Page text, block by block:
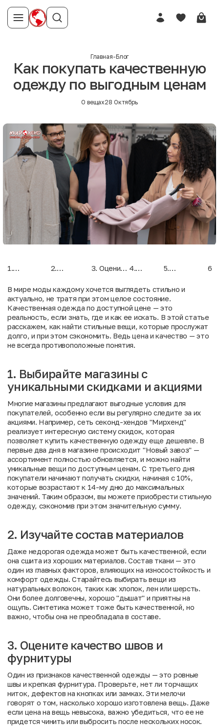
Главная-Блог
Как покупать качественную
одежду по выгодным ценам
О вещах28 Октябрь
1.
магазины с
уникальными
скидками и
акциями
2.
состав
материалов
3. Оцените
швов и
фурнитуры
4.
на
бренды
5.
целостность
образа
6.
В мире моды каждому хочется выглядеть стильно и
актуально, не тратя при этом целое состояние.
Качественная одежда по доступной цене — это
реальность, если знать, где и как ее искать. В этой статье
расскажем, как найти стильные вещи, которые прослужат
долго, и при этом сэкономить. Ведь цена и качество — это
не всегда противоположные понятия.
1. Выбирайте магазины с
уникальными скидками и акциями
Многие магазины предлагают выгодные условия для
покупателей, особенно если вы регулярно следите за их
акциями. Например, сеть секонд-хендов "Мирхенд"
реализует интересную систему скидок, которая
позволяет купить качественную одежду еще дешевле. В
первые два дня в магазине происходит "Новый завоз" —
ассортимент полностью обновляется, и можно найти
уникальные вещи по доступным ценам. С третьего дня
покупатели начинают получать скидки, начиная с 10%,
которые возрастают к 14-му дню до максимальных
значений. Таким образом, вы можете приобрести стильную
одежду, сэкономив при этом значительную сумму.
2. Изучайте состав материалов
Даже недорогая одежда может быть качественной, если
она сшита из хороших материалов. Состав ткани — это
один из главных факторов, влияющих на износостойкость и
комфорт одежды. Старайтесь выбирать вещи из
натуральных волокон, таких как хлопок, лен или шерсть.
Они более долговечны, хорошо "дышат" и приятны на
ощупь. Синтетика может тоже быть качественной, но
важно, чтобы она не преобладала в составе.
3. Оцените качество швов и
фурнитуры
Один из признаков качественной одежды — это ровные
швы и крепкая фурнитура. Проверьте, нет ли торчащих
ниток, дефектов на кнопках или замках. Эти мелочи
говорят о том, насколько хорошо изготовлена вещь. Даже
если цена на вещь невысока, важно убедиться, что ее не
придется чинить или выбросить после нескольких носок.